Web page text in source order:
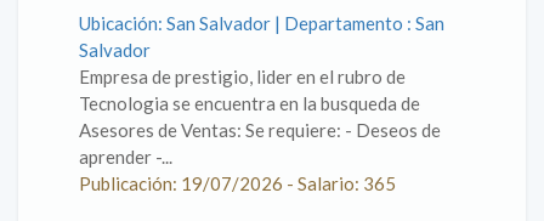
Ubicación: San Salvador | Departamento : San
Salvador
Empresa de prestigio, lider en el rubro de
Tecnologia se encuentra en la busqueda de
Asesores de Ventas: Se requiere: - Deseos de
aprender -...
Publicación: 19/07/2026 - Salario: 365